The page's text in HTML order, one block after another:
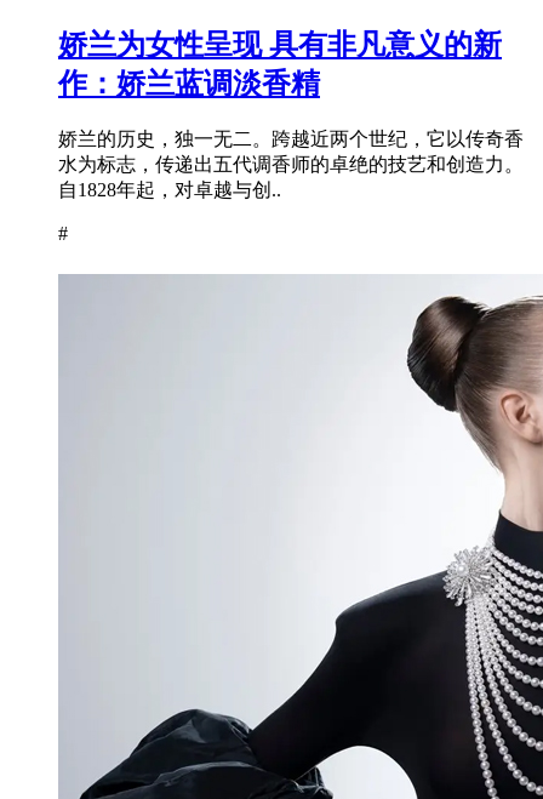
娇兰为女性呈现 具有非凡意义的新
作：娇兰蓝调淡香精
娇兰的历史，独一无二。跨越近两个世纪，它以传奇香
水为标志，传递出五代调香师的卓绝的技艺和创造力。
自1828年起，对卓越与创..
#